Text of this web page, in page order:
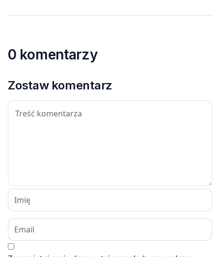
0 komentarzy
Zostaw komentarz